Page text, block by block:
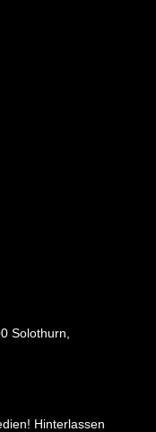
Solothurn,
Hinterlassen